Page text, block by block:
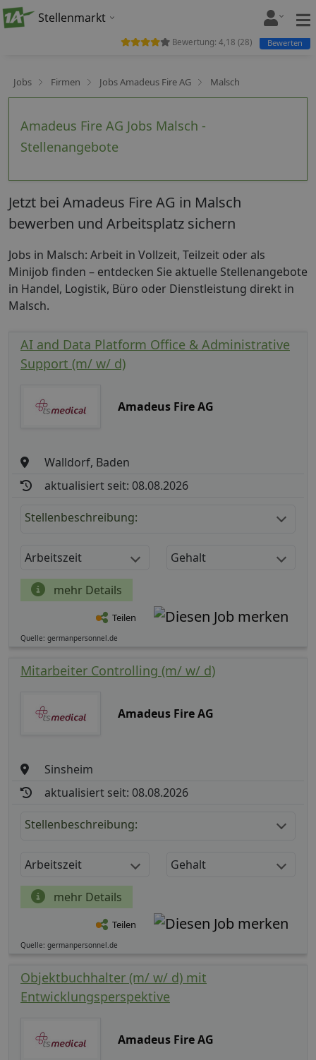
Stellenmarkt
Jobs Firmen Jobs Amadeus Fire AG Malsch
Amadeus Fire AG Jobs Malsch -
Stellenangebote
Bewertung: 4,18 (28) Bewerten
Jetzt bei Amadeus Fire AG in Malsch
bewerben und Arbeitsplatz sichern
Jobs in Malsch: Arbeit in Vollzeit, Teilzeit oder als
Minijob finden – entdecken Sie aktuelle Stellenangebote
in Handel, Logistik, Büro oder Dienstleistung direkt in
Malsch.
AI and Data Platform Office & Administrative
Support (m/ w/ d)
Amadeus Fire AG
Walldorf, Baden
aktualisiert seit: 08.08.2026
Stellenbeschreibung:
Arbeitszeit Gehalt
mehr Details
Teilen
Quelle: germanpersonnel.de
Mitarbeiter Controlling (m/ w/ d)
Amadeus Fire AG
Sinsheim
aktualisiert seit: 08.08.2026
Stellenbeschreibung:
Arbeitszeit Gehalt
mehr Details
Teilen
Quelle: germanpersonnel.de
Objektbuchhalter (m/ w/ d) mit
Entwicklungsperspektive
Amadeus Fire AG